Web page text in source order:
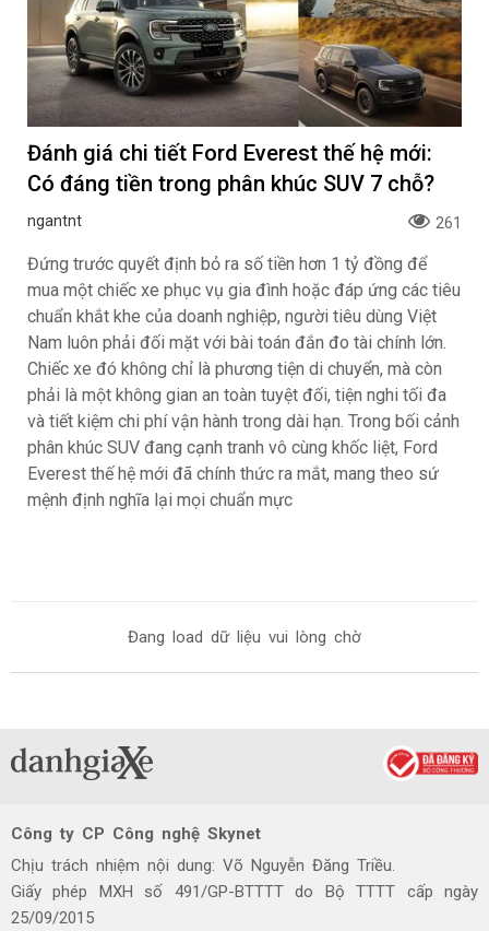
Đánh giá chi tiết Ford Everest thế hệ mới:
Có đáng tiền trong phân khúc SUV 7 chỗ?
ngantnt 261
Đứng trước quyết định bỏ ra số tiền hơn 1 tỷ đồng để
mua một chiếc xe phục vụ gia đình hoặc đáp ứng các tiêu
chuẩn khắt khe của doanh nghiệp, người tiêu dùng Việt
Nam luôn phải đối mặt với bài toán đắn đo tài chính lớn.
Chiếc xe đó không chỉ là phương tiện di chuyển, mà còn
phải là một không gian an toàn tuyệt đối, tiện nghi tối đa
và tiết kiệm chi phí vận hành trong dài hạn. Trong bối cảnh
phân khúc SUV đang cạnh tranh vô cùng khốc liệt, Ford
Everest thế hệ mới đã chính thức ra mắt, mang theo sứ
mệnh định nghĩa lại mọi chuẩn mực
Đang load dữ liệu vui lòng chờ
Công ty CP Công nghệ Skynet
Chịu trách nhiệm nội dung: Võ Nguyễn Đăng Triều.
Giấy phép MXH số 491/GP-BTTTT do Bộ TTTT cấp ngày
25/09/2015